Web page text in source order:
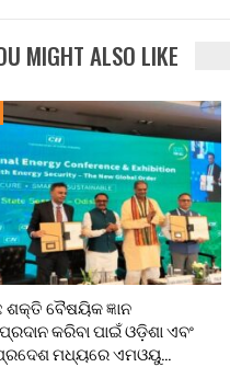
MIGHT ALSO LIKE
ବୈଷୟିକ ଜ୍ଞାନ
କରିବା ପାଇଁ ଓଡ଼ିଶା ଏବଂ
ମଧ୍ୟରେ ଏମଓୟୁ…